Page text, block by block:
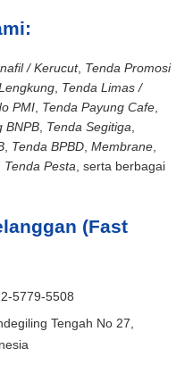
/ Kerucut, Tenda Promosi
Tenda Limas /
PMI Tenda Payung Cafe
BNPB Tenda Segitiga
Tenda BPBD Membrane
Tenda Pesta , serta berbagai
(Fast
5779-5508
Tengah No 27,